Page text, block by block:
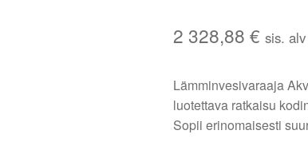
2 328,88 € sis.
Lämminvesivaraaja
luotettava ratkaisu
Sopii erinomaisesti